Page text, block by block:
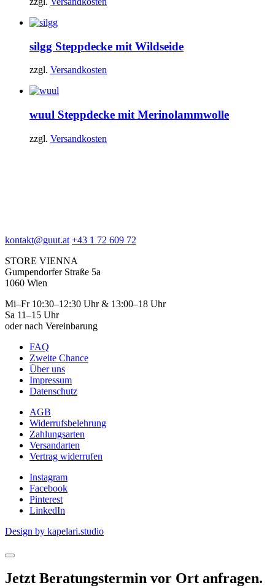
silgg Steppdecke mit Wildseide
zzgl. Versandkosten
wuul Steppdecke mit Merinolammwolle
zzgl. Versandkosten
kontakt@guut.at +43 1 72 609 72
STORE VIENNA
Gumpendorfer Straße 5a
1060 Wien
Mi–Fr 10:30–12:30 Uhr & 13:00–18 Uhr
Sa 11–15 Uhr
oder nach Vereinbarung
FAQ
Zweite Chance
Über uns
Impressum
Datenschutz
AGB
Widerrufsbelehrung
Zahlungsarten
Versandarten
Vertrag widerrufen
Instagram
Facebook
Pinterest
LinkedIn
Design by kapelari.studio
Jetzt Beratungstermin vor Ort anfragen.